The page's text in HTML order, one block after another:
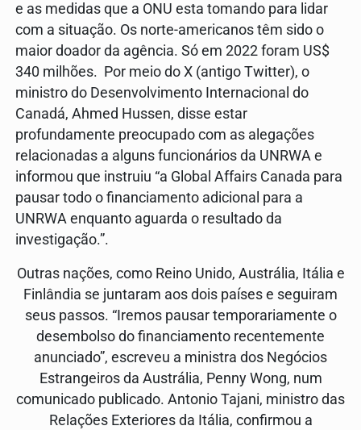
e as medidas que a ONU esta tomando para lidar
com a situação. Os norte-americanos têm sido o
maior doador da agência. Só em 2022 foram US$
340 milhões. Por meio do X (antigo Twitter), o
ministro do Desenvolvimento Internacional do
Canadá, Ahmed Hussen, disse estar
profundamente preocupado com as alegações
relacionadas a alguns funcionários da UNRWA e
informou que instruiu “a Global Affairs Canada para
pausar todo o financiamento adicional para a
UNRWA enquanto aguarda o resultado da
investigação.”.
Outras nações, como Reino Unido, Austrália, Itália e
Finlândia se juntaram aos dois países e seguiram
seus passos. “Iremos pausar temporariamente o
desembolso do financiamento recentemente
anunciado”, escreveu a ministra dos Negócios
Estrangeiros da Austrália, Penny Wong, num
comunicado publicado. Antonio Tajani, ministro das
Relações Exteriores da Itália, confirmou a